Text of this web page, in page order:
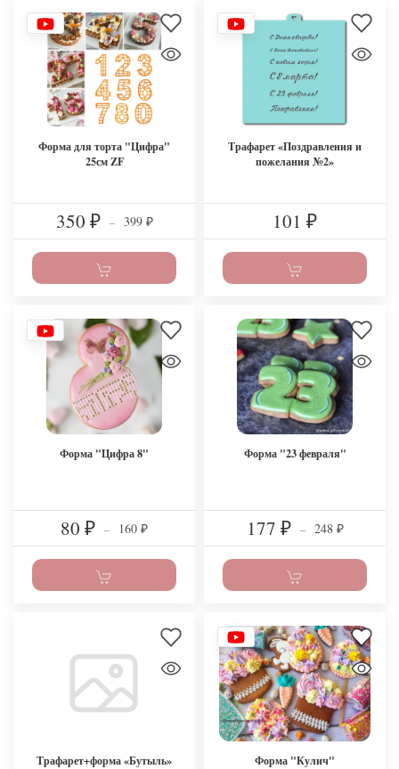
Форма для торта "Цифра"
25см ZF
350 ₽ – 399 ₽
Трафарет «Поздравления и
пожелания №2»
101 ₽
Форма "Цифра 8"
80 ₽ – 160 ₽
Форма "23 февраля"
177 ₽ – 248 ₽
Трафарет+форма «Бутыль» Форма "Кулич"